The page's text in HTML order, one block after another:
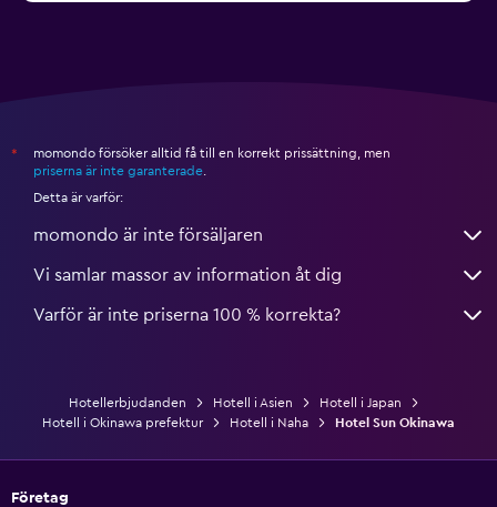
*
momondo försöker alltid få till en korrekt prissättning, men
priserna är inte garanterade
Detta är varför:
momondo är inte försäljaren
Vi samlar massor av information åt dig
Varför är inte priserna 100 % korrekta?
Hotellerbjudanden Hotell i Asien
Hotell i Japan
Hotell i Okinawa prefektur
Hotell i Naha Hotel Sun Okinawa
Företag